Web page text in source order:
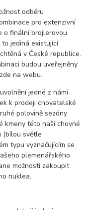
odběru
pro extenzivní
o finální brojlerovou
to jediná existující
v České republice.
budou uveřejněny
na webu.
jedné z námi
k prodeji chovatelské
polovině sezóny
kmeny této naší chovné
(bílou světle
typu vyznačujícím se
plemenářského
možnosti zakoupit
nuklea.